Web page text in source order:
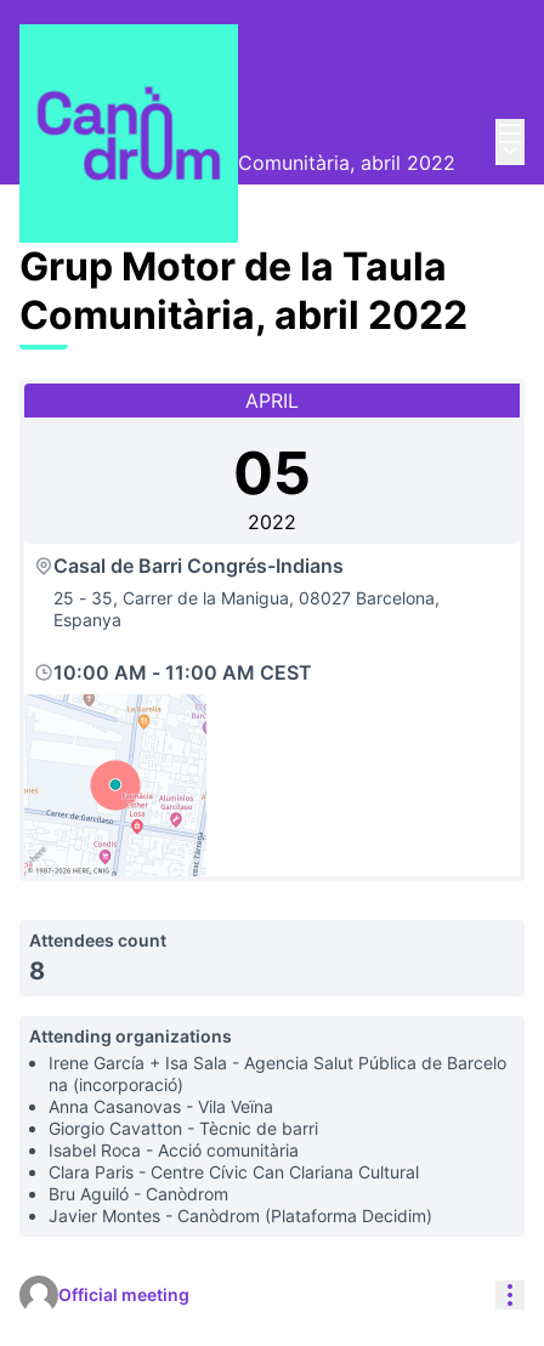
📅 Trobades
Grup Motor de la Taula Comunitària, abril 2022
Grup Motor de la Taula
Comunitària, abril 2022
APRIL
05
2022
Casal de Barri Congrés-Indians
25 - 35, Carrer de la Manigua, 08027 Barcelona,
Espanya
10:00 AM - 11:00 AM CEST
Attendees count
8
Attending organizations
Irene García + Isa Sala - Agencia Salut Pública de Barcelo
na (incorporació)
Anna Casanovas - Vila Veïna
Giorgio Cavatton - Tècnic de barri
Isabel Roca - Acció comunitària
Clara Paris - Centre Cívic Can Clariana Cultural
Bru Aguiló - Canòdrom
Javier Montes - Canòdrom (Plataforma Decidim)
Official meeting